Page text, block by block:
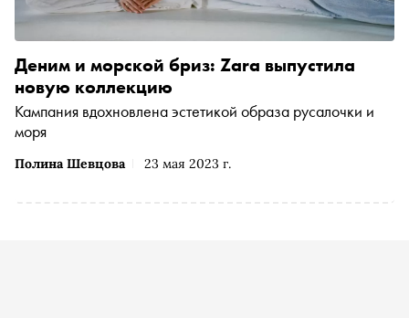
Полина Шевцова 23 мая 2023 г.
Деним и морской бриз: Zara выпустила
новую коллекцию
Кампания вдохновлена эстетикой образа русалочки и
моря